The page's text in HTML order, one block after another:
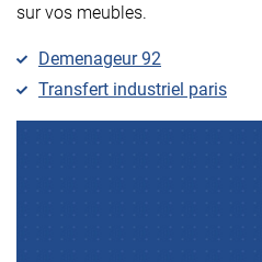
sur vos meubles.
Demenageur 92
Transfert industriel paris